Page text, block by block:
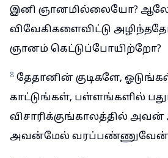
இனி ஞானமில்லையோ?
விவேகிகளைவிட்டு
ஞானம் கெட்டுப்போயிற்றோ?
8 தேதானின் குடிகளே,
காட்டுங்கள், பள்ளங்களில்
விசாரிக்குங்காலத்தில்
அவன்மேல்